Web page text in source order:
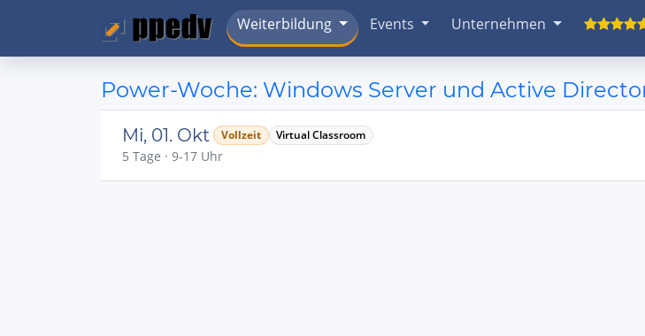
Weiterbildung Events Unternehmen
Power-Woche: Windows Server und Active
Mi, 01. Okt Vollzeit Virtual Classroom
5 Tage · 9-17 Uhr